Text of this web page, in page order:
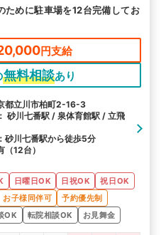
ために駐車場を12台完備してお
円支給
無料相談あり
都立川市柏町2-16-3
砂川七番駅 / 泉体育館駅 / 立飛
砂川七番駅から徒歩5分
（12台）
日曜日OK 日祝OK
祝日OK
お子様同伴可
予約優先制
OK 転院相談OK お見舞金